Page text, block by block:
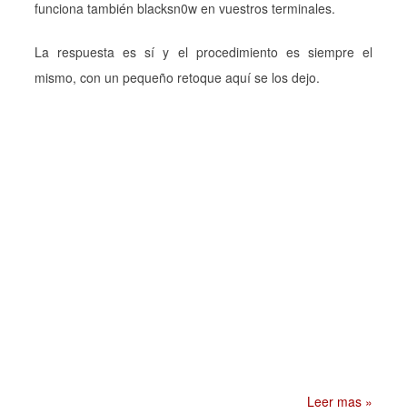
funciona también blacksn0w en vuestros terminales.
La respuesta es sí y el procedimiento es siempre el
mismo, con un pequeño retoque aquí se los dejo.
Leer mas »